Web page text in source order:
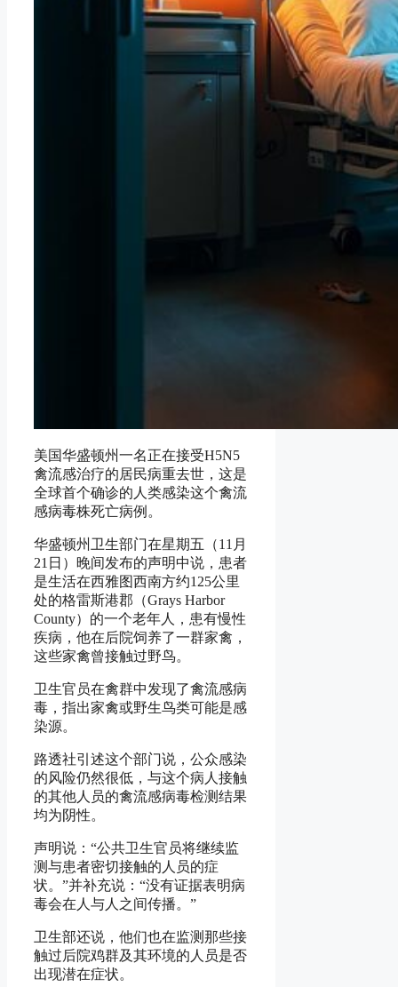
美国华盛顿州一名正在接受H5N5
禽流感治疗的居民病重去世，这是
全球首个确诊的人类感染这个禽流
感病毒株死亡病例。
华盛顿州卫生部门在星期五（11月
21日）晚间发布的声明中说，患者
是生活在西雅图西南方约125公里
处的格雷斯港郡（Grays Harbor
County）的一个老年人，患有慢性
疾病，他在后院饲养了一群家禽，
这些家禽曾接触过野鸟。
卫生官员在禽群中发现了禽流感病
毒，指出家禽或野生鸟类可能是感
染源。
路透社引述这个部门说，公众感染
的风险仍然很低，与这个病人接触
的其他人员的禽流感病毒检测结果
均为阴性。
声明说：“公共卫生官员将继续监
测与患者密切接触的人员的症
状。”并补充说：“没有证据表明病
毒会在人与人之间传播。”
卫生部还说，他们也在监测那些接
触过后院鸡群及其环境的人员是否
出现潜在症状。